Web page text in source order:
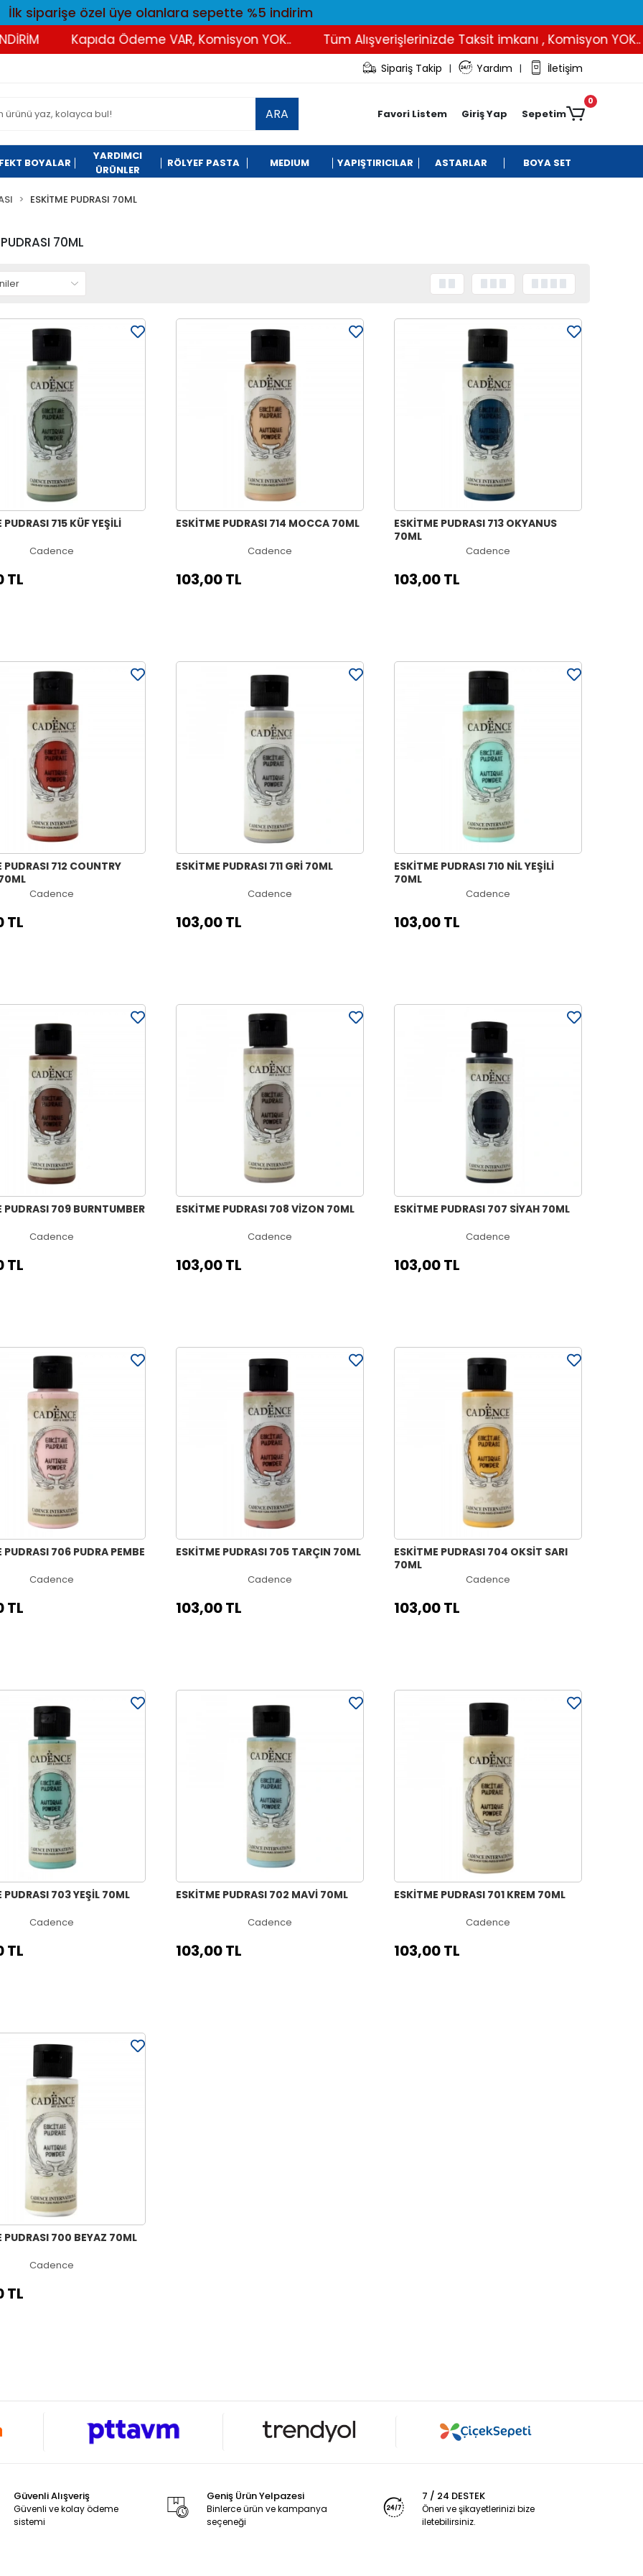
İlk siparişe özel üye olanlara sepette %5 indirim
Kapıda Ödeme VAR, Komisyon YOK.. Tüm Alışverişlerinizde Taksit imkanı , Komisyon YOK..
Sipariş Takip | Yardım | İletişim
ARA Favori Listem Giriş Yap Sepetim
0
BOYALAR
YARDIMCI
ÜRÜNLER
RÖLYEF PASTA MEDIUM YAPIŞTIRICILAR ASTARLAR BOYA SET
ESKİTME PUDRASI 70ML
70ML
PUDRASI 715 KÜF YEŞİLİ
Cadence
TL
ESKİTME PUDRASI 714 MOCCA 70ML
Cadence
103,00 TL
ESKİTME PUDRASI 713 OKYANUS
70ML
Cadence
103,00 TL
PUDRASI 712 COUNTRY
Cadence
TL
ESKİTME PUDRASI 711 GRİ 70ML
Cadence
103,00 TL
ESKİTME PUDRASI 710 NİL YEŞİLİ
70ML
Cadence
103,00 TL
PUDRASI 709 BURNTUMBER
Cadence
TL
ESKİTME PUDRASI 708 VİZON 70ML
Cadence
103,00 TL
ESKİTME PUDRASI 707 SİYAH 70ML
Cadence
103,00 TL
PUDRASI 706 PUDRA PEMBE
Cadence
TL
ESKİTME PUDRASI 705 TARÇIN 70ML
Cadence
103,00 TL
ESKİTME PUDRASI 704 OKSİT SARI
70ML
Cadence
103,00 TL
PUDRASI 703 YEŞİL 70ML
Cadence
TL
ESKİTME PUDRASI 702 MAVİ 70ML
Cadence
103,00 TL
ESKİTME PUDRASI 701 KREM 70ML
Cadence
103,00 TL
PUDRASI 700 BEYAZ 70ML
Cadence
TL
Güvenli Alışveriş
Güvenli ve kolay ödeme
sistemi
Geniş Ürün Yelpazesi
Binlerce ürün ve kampanya
seçeneği
7 / 24 DESTEK
Öneri ve şikayetlerinizi bize
iletebilirsiniz.